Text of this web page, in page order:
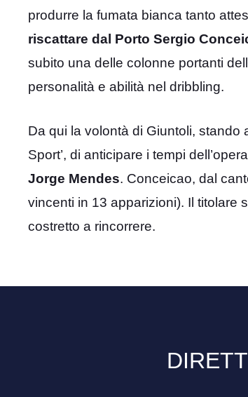
produrre la fumata bianca tanto
riscattare dal Porto Sergio
subito una delle colonne portanti
personalità e abilità nel dribbling.
Da qui la volontà di Giuntoli, stando
Sport’, di anticipare i tempi
Jorge Mendes. Conceicao, dal
vincenti in 13 apparizioni). Il titolare
costretto a rincorrere.